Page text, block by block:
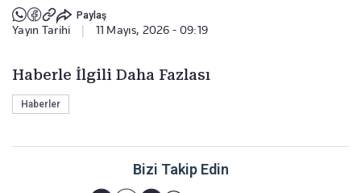
Paylaş
Yayın Tarihi 11 Mayıs, 2026 - 09:19
Haberle İlgili Daha Fazlası
Haberler
Bizi Takip Edin